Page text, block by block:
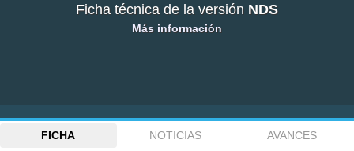
Ficha técnica de la versión NDS
Más información
FICHA NOTICIAS
AVANCES